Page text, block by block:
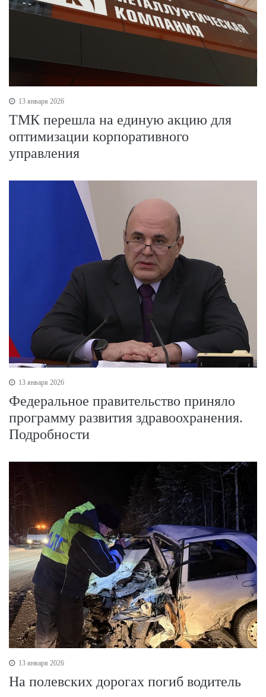
13 января 2026
ТМК перешла на единую акцию для
оптимизации корпоративного
управления
13 января 2026
Федеральное правительство приняло
программу развития здравоохранения.
Подробности
13 января 2026
На полевских дорогах погиб водитель